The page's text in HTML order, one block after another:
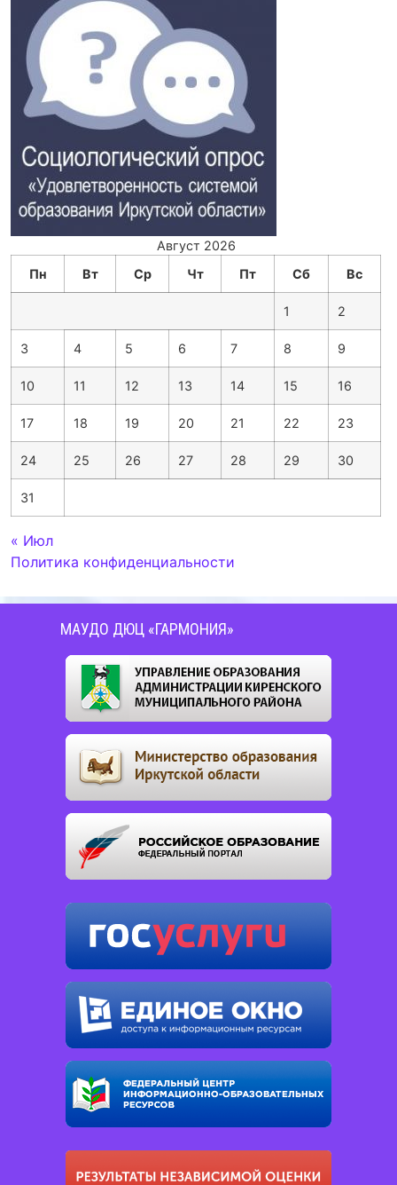
Август 2026
Пн
Вт Ср Чт Пт Сб Вс
1 2
3 4 5 6 7 8 9
10 11 12 13 14 15 16
17 18 19 20 21 22 23
24 25 26 27 28 29 30
31
« Июл
Политика конфиденциальности
МАУДО ДЮЦ «ГАРМОНИЯ»